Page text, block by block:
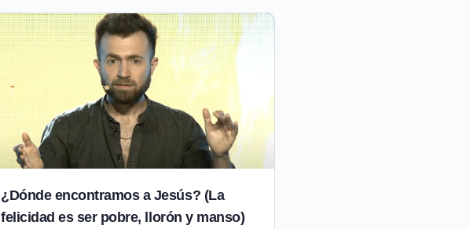
¿Dónde encontramos a Jesús? (La
felicidad es ser pobre, llorón y manso)